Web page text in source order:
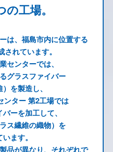
工場。
は、福島市内に位置する
れています。
センターでは、
グラスファイバー
）を製造し、
ンター 第2工場では
ーを加工して、
ス繊維の織物）を
ます。
品が異なり、それぞれで